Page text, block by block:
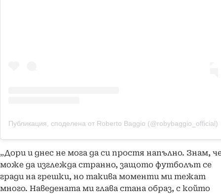
Публикация, споделена от Roberto Baggio (@robybaggio_official)
„Дори и днес не мога да си простя напълно. Знам,
може да изглежда странно, защото футболът се
гради на грешки, но такива моменти ми тежат
много. Наведената ми глава стана образ, с който